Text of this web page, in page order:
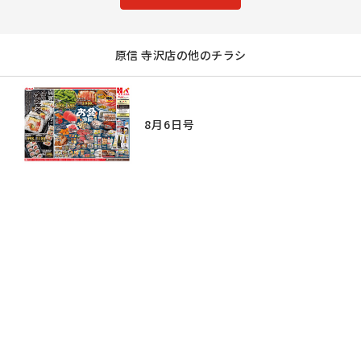
原信 寺沢店の他のチラシ
8月6日号